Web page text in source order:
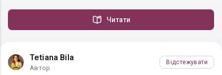
Читати
Tetiana Bila
Автор
Відстежувати